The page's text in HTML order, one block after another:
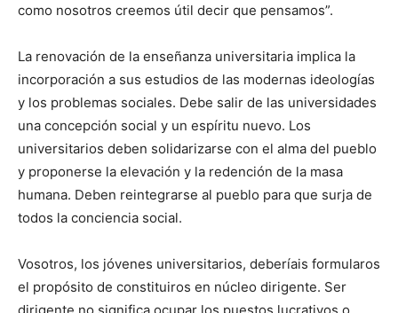
como nosotros creemos útil decir que pensamos”.
La renovación de la enseñanza universitaria implica la
incorporación a sus estudios de las modernas ideologías
y los problemas sociales. Debe salir de las universidades
una concepción social y un espíritu nuevo. Los
universitarios deben solidarizarse con el alma del pueblo
y proponerse la elevación y la redención de la masa
humana. Deben reintegrarse al pueblo para que surja de
todos la conciencia social.
Vosotros, los jóvenes universitarios, deberíais formularos
el propósito de constituiros en núcleo dirigente. Ser
dirigente no significa ocupar los puestos lucrativos o